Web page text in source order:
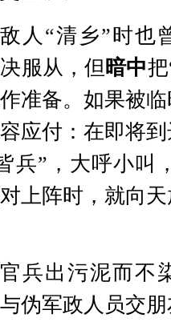
人 “清乡”时也
服从，但暗中把
准备。如果被
应付：在即将
兵” ，大呼小叫
上阵时，就向
兵出污泥而不
伪军政人员交